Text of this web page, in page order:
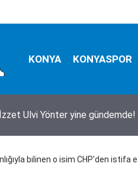
KONYA KONYASPOR
Ulvi Yönter yine
bilinen o isim CHP'den istifa